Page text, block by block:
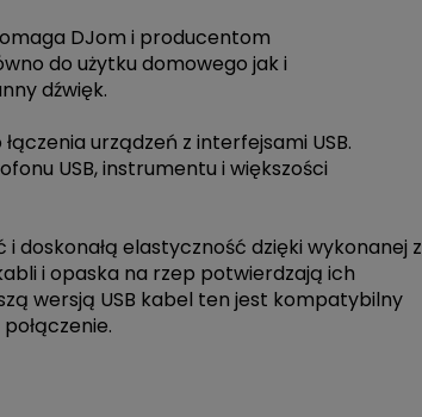
DJom i producentom
do użytku domowego jak i
dźwięk.
urządzeń z interfejsami USB.
USB, instrumentu i większości
doskonałą elastyczność dzięki wykonanej z
i opaska na rzep potwierdzają ich
wersją USB kabel ten jest kompatybilny